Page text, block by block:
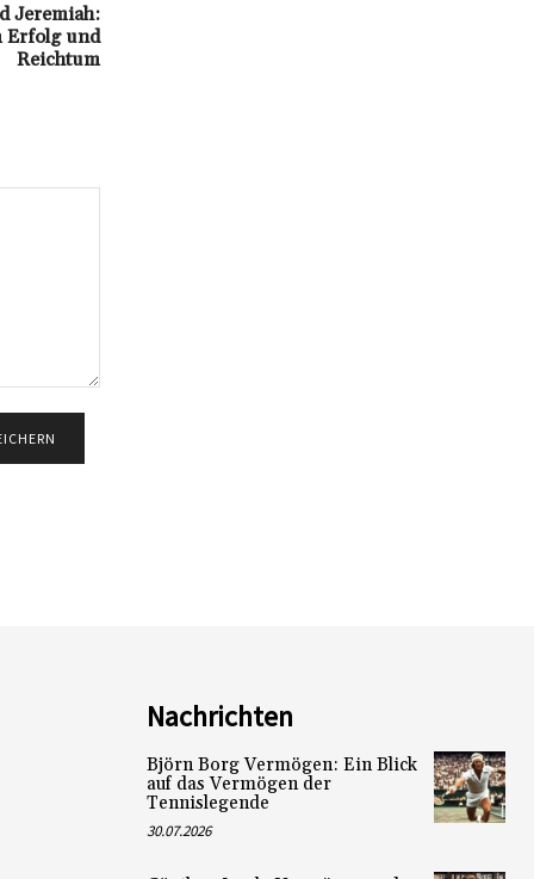
Jeremiah:
Erfolg und
Reichtum
Nachrichten
Björn Borg Vermögen: Ein Blick
auf das Vermögen der
Tennislegende
30.07.2026